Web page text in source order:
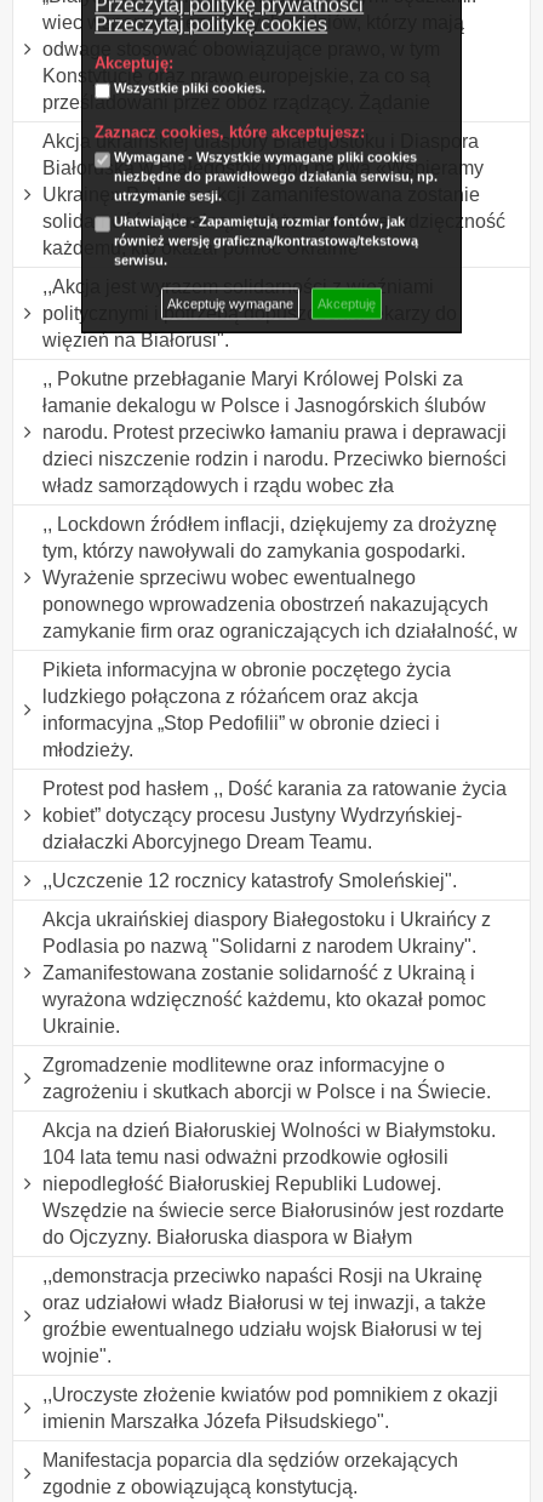
Przeczytaj politykę prywatności
Przeczytaj politykę cookies
Akceptuję:
Wszystkie pliki cookies.
Zaznacz cookies, które akceptujesz:
Wymagane - Wszystkie wymagane pliki cookies
niezbędne do prawidłowego działania serwisu, np.
utrzymanie sesji.
Ułatwiające - Zapamiętują rozmiar fontów, jak
również wersję graficzną/kontrastową/tekstową
serwisu.
Akceptuję wymagane Akceptuję
wiec wsparcia niezawisłych sędziów, którzy mają
odwagę stosować obowiązujące prawo, w tym
Konstytucję oraz prawo europejskie, za co są
prześladowani przez obóz rządzący. Żądanie
Akcja ukraińskiej diaspory Białegostoku i Diaspora
Białoruska w Białegostoku pod nazwą «Wspieramy
Ukrainę» Podczas akcji zamanifestowana zostanie
solidarność z Ukrainą, a także wyrażona wdzięczność
każdemu, kto okazał pomoc Ukrainie
,,Akcja jest wyrazem solidarności z więźniami
politycznymi i potrzebą dopuszczenia lekarzy do
więzień na Białorusi".
,, Pokutne przebłaganie Maryi Królowej Polski za
łamanie dekalogu w Polsce i Jasnogórskich ślubów
narodu. Protest przeciwko łamaniu prawa i deprawacji
dzieci niszczenie rodzin i narodu. Przeciwko bierności
władz samorządowych i rządu wobec zła
,, Lockdown źródłem inflacji, dziękujemy za drożyznę
tym, którzy nawoływali do zamykania gospodarki.
Wyrażenie sprzeciwu wobec ewentualnego
ponownego wprowadzenia obostrzeń nakazujących
zamykanie firm oraz ograniczających ich działalność, w
Pikieta informacyjna w obronie poczętego życia
ludzkiego połączona z różańcem oraz akcja
informacyjna „Stop Pedofilii” w obronie dzieci i
młodzieży.
Protest pod hasłem ,, Dość karania za ratowanie życia
kobiet” dotyczący procesu Justyny Wydrzyńskiej-
działaczki Aborcyjnego Dream Teamu.
,,Uczczenie 12 rocznicy katastrofy Smoleńskiej".
Akcja ukraińskiej diaspory Białegostoku i Ukraińcy z
Podlasia po nazwą "Solidarni z narodem Ukrainy".
Zamanifestowana zostanie solidarność z Ukrainą i
wyrażona wdzięczność każdemu, kto okazał pomoc
Ukrainie.
Zgromadzenie modlitewne oraz informacyjne o
zagrożeniu i skutkach aborcji w Polsce i na Świecie.
Akcja na dzień Białoruskiej Wolności w Białymstoku.
104 lata temu nasi odważni przodkowie ogłosili
niepodległość Białoruskiej Republiki Ludowej.
Wszędzie na świecie serce Białorusinów jest rozdarte
do Ojczyzny. Białoruska diaspora w Białym
,,demonstracja przeciwko napaści Rosji na Ukrainę
oraz udziałowi władz Białorusi w tej inwazji, a także
groźbie ewentualnego udziału wojsk Białorusi w tej
wojnie".
,,Uroczyste złożenie kwiatów pod pomnikiem z okazji
imienin Marszałka Józefa Piłsudskiego".
Manifestacja poparcia dla sędziów orzekających
zgodnie z obowiązującą konstytucją.